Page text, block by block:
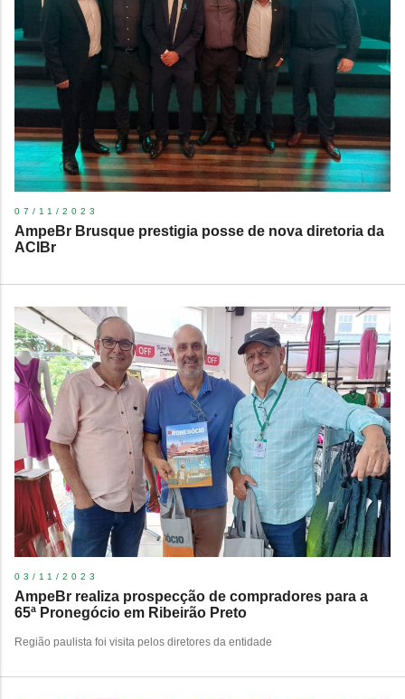
07/11/2023
​AmpeBr Brusque prestigia posse de nova diretoria da
ACIBr
03/11/2023
AmpeBr realiza prospecção de compradores para a
65ª Pronegócio em Ribeirão Preto
Região paulista foi visita pelos diretores da entidade